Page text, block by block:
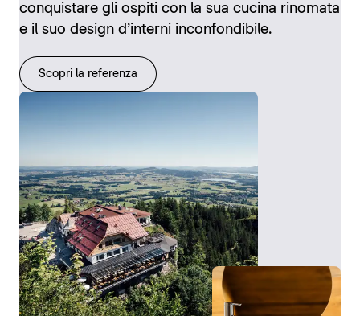
conquistare gli ospiti con la sua cucina rinomata
e il suo design d’interni inconfondibile.
Scopri la referenza